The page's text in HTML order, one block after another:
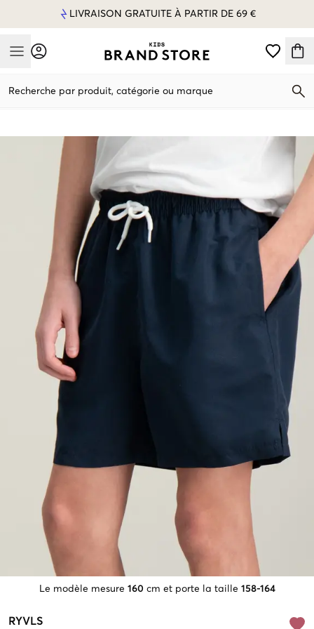
LIVRAISON GRATUITE À PARTIR DE 69 €
Mobile Menu
Recherche par produit, catégorie ou marque
Le modèle mesure 160 cm et porte la taille 158-164
RYVLS